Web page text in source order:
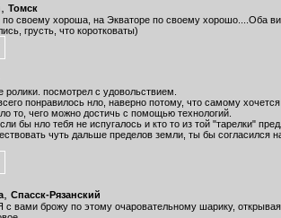
, Томск
своему хороша, на Экваторе по своему хорошо....Оба
грусть, что коротковаты)
ролики. посмотрел с удовольствием.
понравилось нло, наверно потому, что самому хочется
то, чего можно достичь с помощью технологий.
бы нло тебя не испугалось и кто то из той "тарелки"
чуть дальше пределов земли, ты бы согласился
, Спасск-Рязанский
с вами брожу по этому очаровательному шарику, открывая